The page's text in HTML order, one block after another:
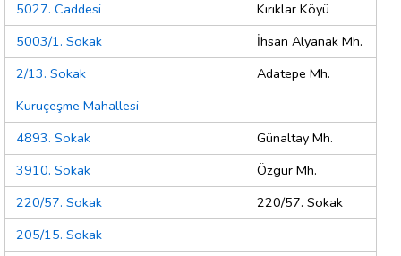
5027. Caddesi
Kırıklar Köyü
5003/1. Sokak
İhsan Alyanak Mh.
2/13. Sokak
Adatepe Mh.
Kuruçeşme Mahallesi
4893. Sokak
Günaltay Mh.
3910. Sokak
Özgür Mh.
220/57. Sokak
220/57. Sokak
205/15. Sokak